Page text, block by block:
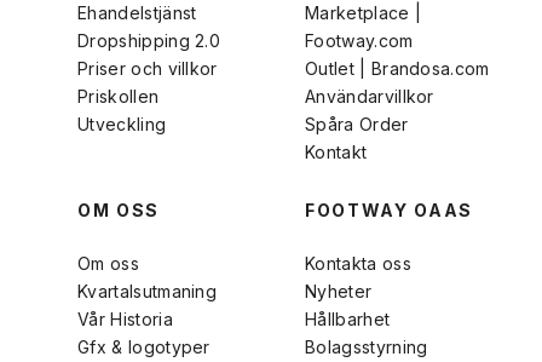
Ehandelstjänst
Dropshipping 2.0
Priser och villkor
Priskollen
Utveckling
Marketplace |
Footway.com
Outlet | Brandosa.com
Användarvillkor
Spåra Order
Kontakt
OM OSS
Om oss
Kvartalsutmaning
Vår Historia
Gfx & logotyper
FOOTWAY OAAS
Kontakta oss
Nyheter
Hållbarhet
Bolagsstyrning